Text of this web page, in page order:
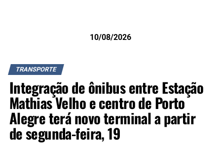
10/08/2026
TRANSPORTE
Integração de ônibus entre Estação
Mathias Velho e centro de Porto
Alegre terá novo terminal a partir
de segunda-feira, 19